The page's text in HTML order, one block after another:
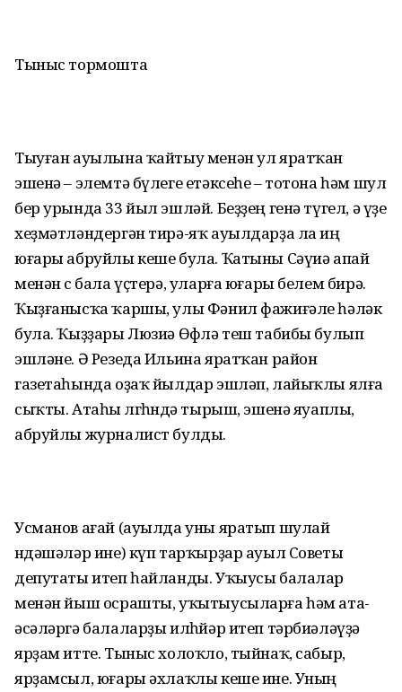
Тыныс тормошта
Тыуған ауылына ҡайтыу менән ул яратҡан
эшенә – элемтә бүлеге етәксеһе – тотона һәм шул
бер урында 33 йыл эшләй. Беҙҙең генә түгел, ә үҙе
хеҙмәтләндергән тирә-яҡ ауылдарҙа ла иң
юғары абруйлы кеше була. Ҡатыны Сәүиә апай
менән өс бала үҫтерә, уларға юғары белем бирә.
Ҡыҙғанысҡа ҡаршы, улы Фәнил фажиғәле һәләк
була. Ҡыҙҙары Люзиә Өфөлә теш табибы булып
эшләне. Ә Резеда Ильина яратҡан район
газетаһында оҙаҡ йылдар эшләп, лайыҡлы ялға
сыҡты. Атаһы өлгөһөндә тырыш, эшенә яуаплы,
абруйлы журналист булды.
Усманов ағай (ауылда уны яратып шулай
өндәшәләр ине) күп тарҡырҙар ауыл Советы
депутаты итеп һайланды. Уҡыусы балалар
менән йыш осрашты, уҡытыусыларға һәм ата-
әсәләргә балаларҙы илһөйәр итеп тәрбиәләүҙә
ярҙам итте. Тыныс холоҡло, тыйнаҡ, сабыр,
ярҙамсыл, юғары әхлаҡлы кеше ине. Уның